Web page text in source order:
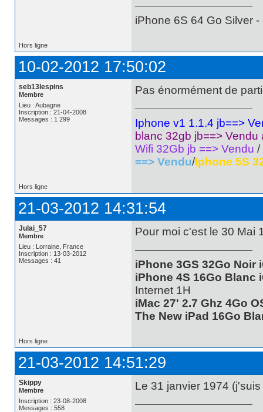
iPhone 6S 64 Go Silver -
Hors ligne
10-02-2012 17:50:02
seb13lespins
Membre
Lieu : Aubagne
Inscription : 21-04-2008
Messages : 1 299
Pas énormément de
Iphone v1 1.1.4 jb==>
blanc 32gb jb==>
Wifi 32Gb jb ==> Vendu /
==> Vendu/Iphone 5S
Hors ligne
21-03-2012 14:31:54
Julai_57
Membre
Lieu : Lorraine, France
Inscription : 13-03-2012
Messages : 41
Pour moi c'est le 30 Mai
iPhone 3GS 32Go Noir
iPhone 4S 16Go Blanc
Internet 1H
iMac 27' 2.7 Ghz 4Go
The New iPad 16Go
Hors ligne
21-03-2012 14:51:29
Skippy
Membre
Inscription : 23-08-2008
Messages : 558
Le 31 janvier 1974